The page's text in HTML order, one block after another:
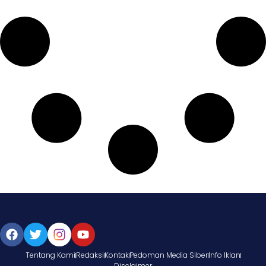
Tentang KamiRedaksiKontakPedoman Media SiberInfo Iklan